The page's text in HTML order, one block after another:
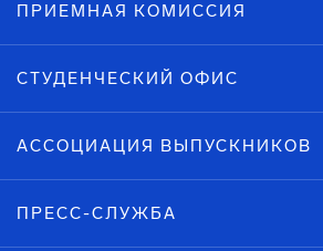
ПРИЕМНАЯ КОМИССИЯ
СТУДЕНЧЕСКИЙ ОФИС
АССОЦИАЦИЯ ВЫПУСКНИКОВ
ПРЕСС-СЛУЖБА